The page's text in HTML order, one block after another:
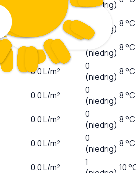
(niedrig)
L/m²
(niedrig) 8 °C
0,0L/m²
0
(niedrig) 8 °C
0,0L/m²
0
(niedrig) 8 °C
0,0L/m²
0
(niedrig) 8 °C
0,0L/m²
0
(niedrig) 8 °C
0,0L/m²
0
(niedrig) 8 °C
0,0L/m²
1
10